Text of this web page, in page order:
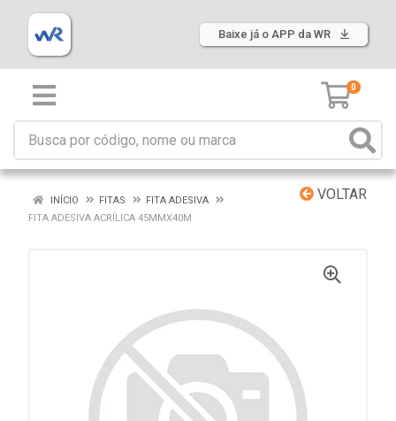
Baixe já o APP da WR
0
VOLTAR
INÍCIO FITAS
FITA ADESIVA
FITA ADESIVA ACRÍLICA 45MMX40M